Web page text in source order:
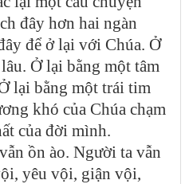
đây hơn hai ngàn
để ở lại với Chúa. Ở
Ở lại bằng một tâm
lại bằng một trái tim
khó của Chúa chạm
của đời mình.
ồn ào. Người ta vẫn
yêu vội, giận vội,